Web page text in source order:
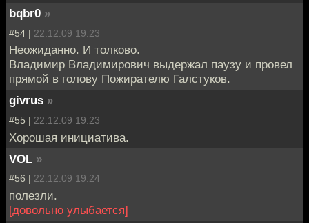
bqbr0 »
#54 | 22.12.09 19:23
Неожиданно. И толково.
Владимир Владимирович выдержал паузу и провел
прямой в голову Пожирателю Галстуков.
givrus »
#55 | 22.12.09 19:23
Хорошая инициатива.
VOL »
#56 | 22.12.09 19:24
полезли.
[довольно улыбается]